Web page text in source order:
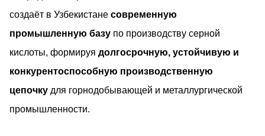
создаёт в Узбекистане современную
промышленную базу по производству серной
кислоты, формируя долгосрочную, устойчивую и
конкурентоспособную производственную
цепочку для горнодобывающей и металлургической
промышленности.